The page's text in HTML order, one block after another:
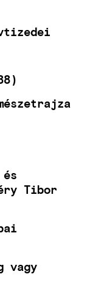
Tibor
vagy